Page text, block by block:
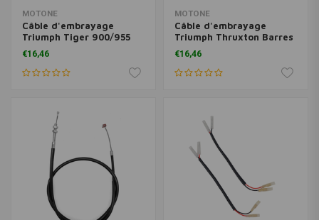
MOTONE
Câble d'embrayage
Triumph Tiger 900/955
1998-2006
€16,46
MOTONE
Câble d'embrayage
Triumph Thruxton Barres
Clip
€16,46